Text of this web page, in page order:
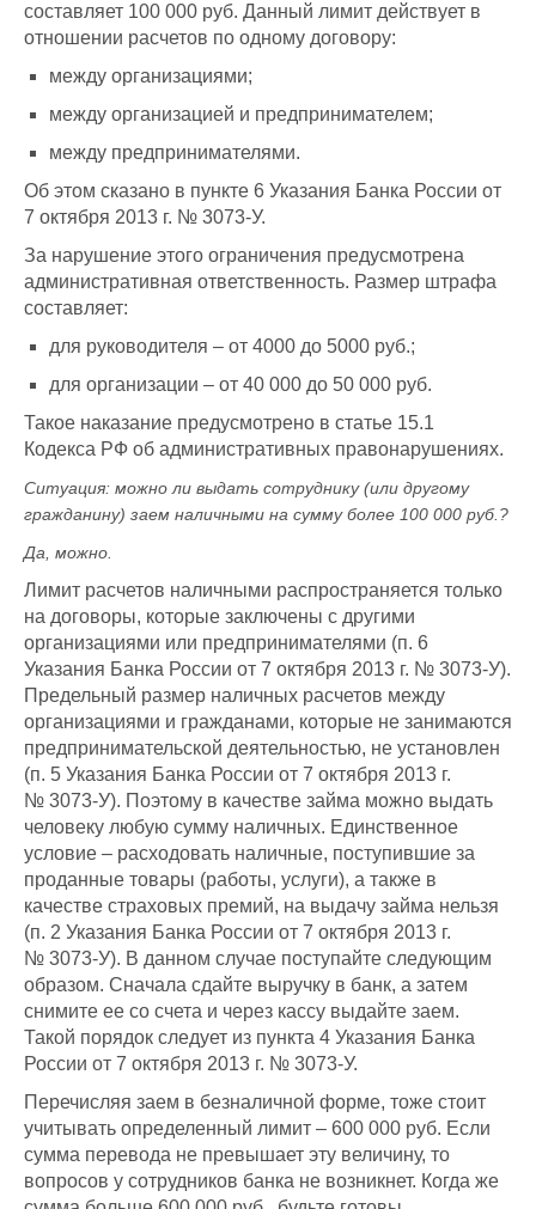
составляет 100 000 руб. Данный лимит действует в
отношении расчетов по одному договору:
между организациями;
между организацией и предпринимателем;
между предпринимателями.
Об этом сказано в пункте 6 Указания Банка России от
7 октября 2013 г. № 3073-У.
За нарушение этого ограничения предусмотрена
административная ответственность. Размер штрафа
составляет:
для руководителя – от 4000 до 5000 руб.;
для организации – от 40 000 до 50 000 руб.
Такое наказание предусмотрено в статье 15.1
Кодекса РФ об административных правонарушениях.
Ситуация: можно ли выдать сотруднику (или другому
гражданину) заем наличными на сумму более 100 000 руб.?
Да, можно.
Лимит расчетов наличными распространяется только
на договоры, которые заключены с другими
организациями или предпринимателями (п. 6
Указания Банка России от 7 октября 2013 г. № 3073-У).
Предельный размер наличных расчетов между
организациями и гражданами, которые не занимаются
предпринимательской деятельностью, не установлен
(п. 5 Указания Банка России от 7 октября 2013 г.
№ 3073-У). Поэтому в качестве займа можно выдать
человеку любую сумму наличных. Единственное
условие – расходовать наличные, поступившие за
проданные товары (работы, услуги), а также в
качестве страховых премий, на выдачу займа нельзя
(п. 2 Указания Банка России от 7 октября 2013 г.
№ 3073-У). В данном случае поступайте следующим
образом. Сначала сдайте выручку в банк, а затем
снимите ее со счета и через кассу выдайте заем.
Такой порядок следует из пункта 4 Указания Банка
России от 7 октября 2013 г. № 3073-У.
Перечисляя заем в безналичной форме, тоже стоит
учитывать определенный лимит – 600 000 руб. Если
сумма перевода не превышает эту величину, то
вопросов у сотрудников банка не возникнет. Когда же